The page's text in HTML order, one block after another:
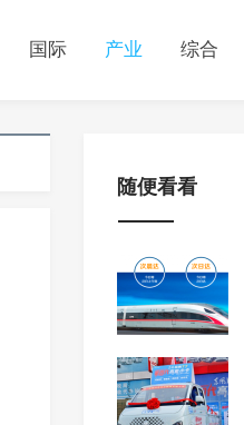
国际 产业 综合
随便看看